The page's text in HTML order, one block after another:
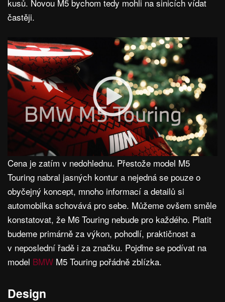
kusů. Novou M5 bychom tedy mohli na sinicích vídat
častěji.
Cena je zatím v nedohlednu. Přestože model M5
Touring nabral jasných kontur a nejedná se pouze o
obyčejný koncept, mnoho informací a detailů si
automobilka schovává pro sebe. Můžeme ovšem směle
konstatovat, že M6 Touring nebude pro každého. Platit
budeme primárně za výkon, pohodlí, praktičnost a
v neposlední řadě i za značku. Pojďme se podívat na
model BMW M5 Touring pořádně zblízka.
Design